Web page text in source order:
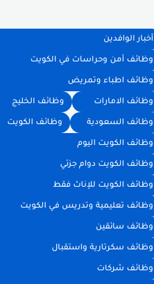
أخبار الوافدين
وظائف أمن وحراسات في الكويت
وظائف اطباء وتمريض
وظائف الامارات وظائف الخليج
وظائف السعودية وظائف الكويت
وظائف الكويت اليوم
وظائف الكويت دوام جزئي
وظائف الكويت للإناث فقط
وظائف تعليمية وتدريس في الكويت
وظائف سائقين
وظائف سكرتارية واستقبال
وظائف شركات